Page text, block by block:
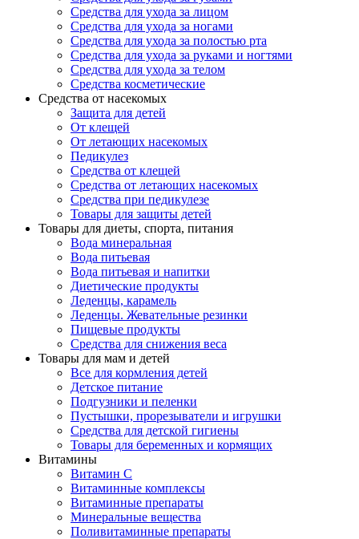
Средства для ухода за лицом
Средства для ухода за ногами
Средства для ухода за полостью рта
Средства для ухода за руками и ногтями
Средства для ухода за телом
Средства косметические
Средства от насекомых
Защита для детей
От клещей
От летающих насекомых
Педикулез
Средства от клещей
Средства от летающих насекомых
Средства при педикулезе
Товары для защиты детей
Товары для диеты, спорта, питания
Вода минеральная
Вода питьевая
Вода питьевая и напитки
Диетические продукты
Леденцы, карамель
Леденцы. Жевательные резинки
Пищевые продукты
Средства для снижения веса
Товары для мам и детей
Все для кормления детей
Детское питание
Подгузники и пеленки
Пустышки, прорезыватели и игрушки
Средства для детской гигиены
Товары для беременных и кормящих
Витамины
Витамин С
Витаминные комплексы
Витаминные препараты
Минеральные вещества
Поливитаминные препараты